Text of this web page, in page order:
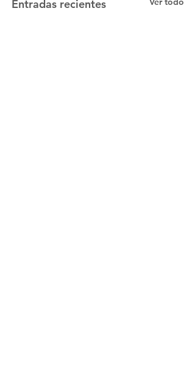
Entradas recientes